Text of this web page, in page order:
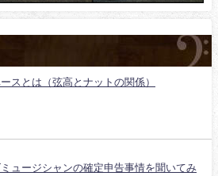
スとは（弦高とナットの関係）
ュージシャンの確定申告事情を聞いてみ